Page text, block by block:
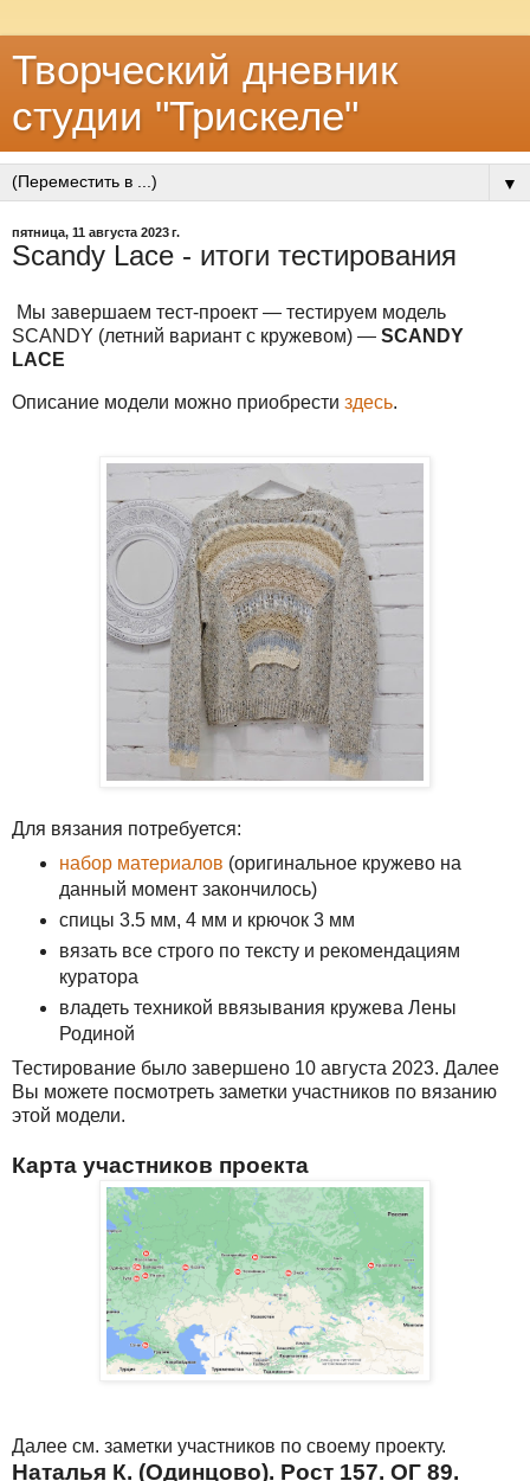
Творческий дневник
студии "Трискеле"
▼
пятница, 11 августа 2023 г.
Scandy Lace - итоги тестирования
Мы завершаем тест-проект — тестируем модель
SCANDY (летний вариант с кружевом) — SCANDY
LACE
Описание модели можно приобрести здесь.
Для вязания потребуется:
набор материалов (оригинальное кружево на
данный момент закончилось)
спицы 3.5 мм, 4 мм и крючок 3 мм
вязать все строго по тексту и рекомендациям
куратора
владеть техникой ввязывания кружева Лены
Родиной
Тестирование было завершено 10 августа 2023. Далее
Вы можете посмотреть заметки участников по вязанию
этой модели.
Карта участников проекта
Далее см. заметки участников по своему проекту.
Наталья К. (Одинцово). Рост 157. ОГ 89.